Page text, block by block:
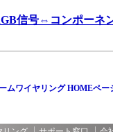
信号⇔コンポー
ムワイヤリング HOMEペー